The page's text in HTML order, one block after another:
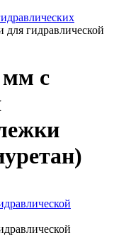
гидравлической
мм с